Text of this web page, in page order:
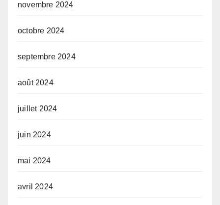
novembre 2024
octobre 2024
septembre 2024
août 2024
juillet 2024
juin 2024
mai 2024
avril 2024